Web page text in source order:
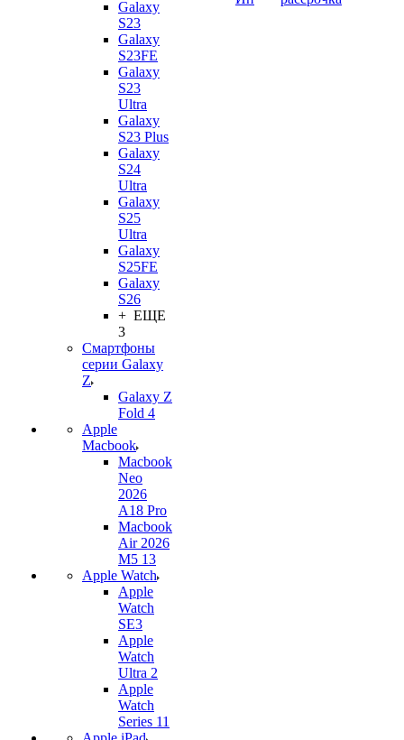
Galaxy
S23
Galaxy
S23FE
Galaxy
S23
Ultra
Galaxy
S23 Plus
Galaxy
S24
Ultra
Galaxy
S25
Ultra
Galaxy
S25FE
Galaxy
S26
+ ЕЩЕ
3
Смартфоны
серии Galaxy
Z
Galaxy Z
Fold 4
Apple
Macbook
Macbook
Neo
2026
A18 Pro
Macbook
Air 2026
M5 13
Apple Watch
Apple
Watch
SE3
Apple
Watch
Ultra 2
Apple
Watch
Series 11